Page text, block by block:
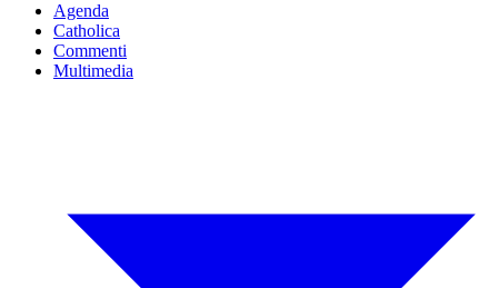
Agenda
Catholica
Commenti
Multimedia